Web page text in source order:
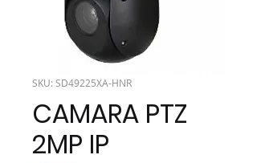
SKU: SD49225XA-HNR
CAMARA PTZ
2MP IP